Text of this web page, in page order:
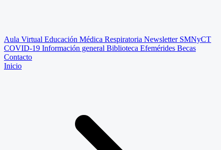
Aula Virtual Educación Médica Respiratoria Newsletter SMNyCT
COVID-19 Información general Biblioteca Efemérides Becas
Contacto
Inicio